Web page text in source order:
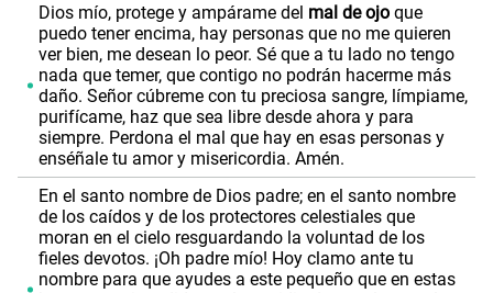
Dios mío, protege y ampárame del mal de ojoque
puedo tener encima, hay personas que no me quieren
ver bien, me desean lo peor. Sé que a tu lado no tengo
nada que temer, que contigo no podrán hacerme más
daño. Señor cúbreme con tu preciosa sangre, límpiame,
purifícame, haz que sea libre desde ahora y para
siempre. Perdona el mal que hay en esas personas y
enséñale tu amor y misericordia. Amén.
En el santo nombre de Dios padre; en el santo nombre
de los caídos y de los protectores celestiales que
moran en el cielo resguardando la voluntad de los
fieles devotos. ¡Oh padre mío! Hoy clamo ante tu
nombre para que ayudes a este pequeño que en estas